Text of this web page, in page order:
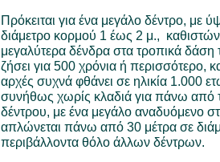
Πρόκειται για ένα μεγάλο δέντρο, με
διάμετρο κορμού 1 έως 2 μ.,
μεγαλύτερα δένδρα στα τροπικά
ζήσει για 500 χρόνια ή περισσότερο,
αρχές συχνά φθάνει σε ηλικία 1.000
συνήθως χωρίς κλαδιά για πάνω από
δέντρου, με ένα μεγάλο αναδυόμενο
απλώνεται πάνω από 30 μέτρα σε
περιβάλλοντα θόλο άλλων δέντρων.